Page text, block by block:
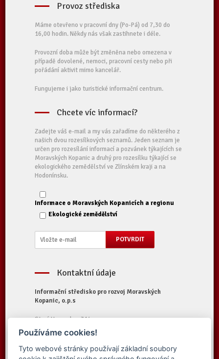
Provoz střediska
Máme otevřeno v pracovní dny (Po-Pá) od 7,30 do
16,00 hodin. Někdy nás však zastihnete i déle.
Provozní doba může být změněna nebo omezena v
případě dovolené, nemoci, pracovní cesty nebo při
pořádání aktivit mimo kancelář.
Fungujeme i jako turistické informační centrum.
Chcete víc informací?
Zadejte váš e-mail a my vás zařadíme do některého z
našich dvou rozesílkových seznamů. Jeden seznam je
určen pro rozesílání informací a pozvánek týkajících se
Moravských Kopanic a druhý pro rozesílku týkající se
ekologického zemědělství ve Zlínském kraji a na
Hodonínsku.
Informace o Moravských Kopanicích a regionu
Ekologické zemědělství
Kontaktní údaje
Informační středisko pro rozvoj Moravských
Kopanic, o.p.s
Starý Hrozenkov 314
687 74 Starý Hrozenkov
Tel.:+420 572 696 323
E-mail:
iskopanice@iskopanice.cz
Používáme cookies!
Tyto webové stránky používají základní soubory